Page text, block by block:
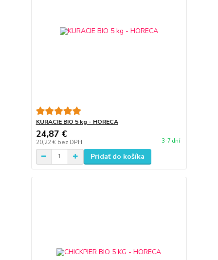
KURACIE BIO 5 kg - HORECA
24,87 €
20,22 € bez DPH 3-7 dní
Pridať do košíka